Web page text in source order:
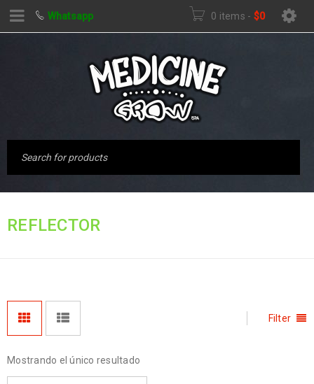
Whatsapp 0 items - $0
REFLECTOR
Filter
Mostrando el único resultado